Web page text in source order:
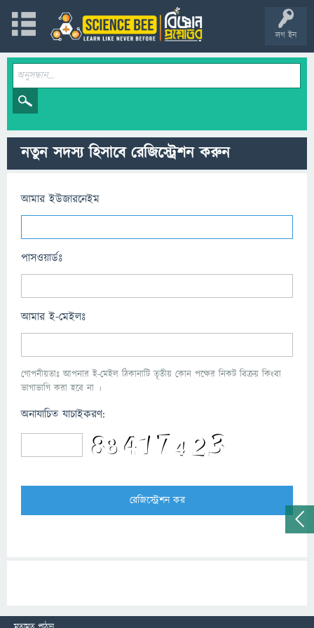
লগ ইন
নতুন সদস্য হিসাবে রেজিস্ট্রেশন করুন
আমার ইউজারনেইম
পাসওয়ার্ডঃ
আমার ই-মেইলঃ
গোপনীয়তাঃ আপনার ই-মেইল ঠিকানাটি তৃতীয় কোন পক্ষের নিকট বিক্রয় কিংবা
ভাগাভাগি করা হবে না ।
অনাযাচিত যাচাইকরণ: